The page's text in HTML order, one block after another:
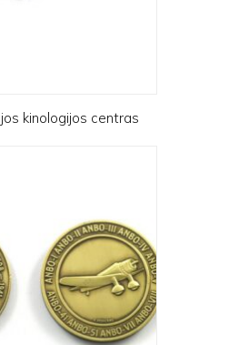
kinologijos centras